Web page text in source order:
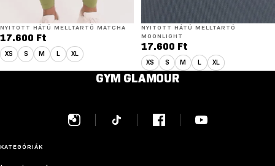
NYITOTT HÁTÚ MELLTARTÓ MATCHA
17.600 Ft
XS S M L XL
NYITOTT HÁTÚ MELLTARTÓ
MOONLIGHT
17.600 Ft
XS S M L XL
GYM GLAMOUR
KATEGÓRIÁK